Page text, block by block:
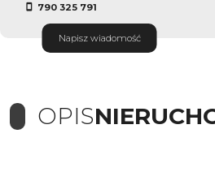
790 325 791
Napisz wiadomość
OPIS